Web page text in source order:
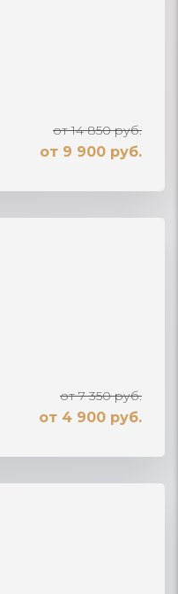
от 14 850 руб.
от 9 900 руб.
от 7 350 руб.
от 4 900 руб.